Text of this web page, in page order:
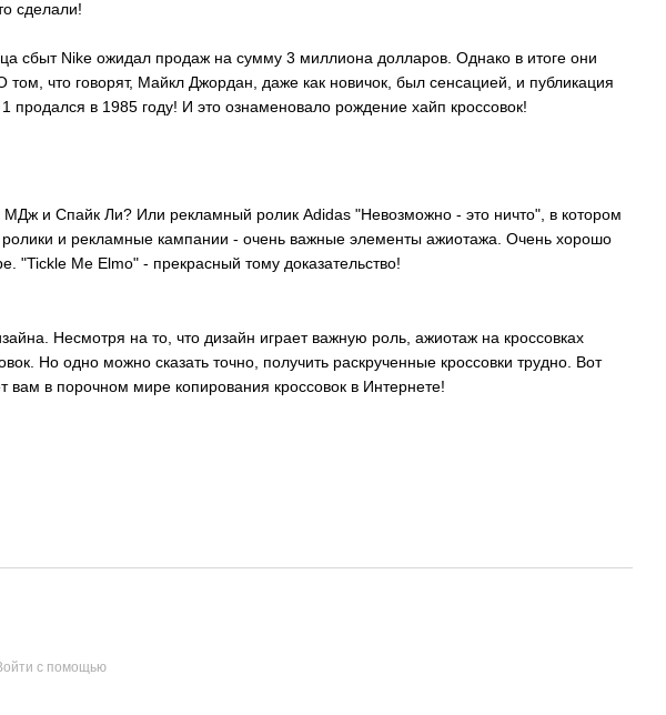
сделали!
сбыт Nike ожидал продаж на сумму 3 миллиона долларов. Однако в итоге они
что говорят, Майкл Джордан, даже как новичок, был сенсацией, и публикация
в 1985 году! И это ознаменовало рождение хайп кроссовок!
и Спайк Ли? Или рекламный ролик Adidas "Невозможно - это ничто", в котором
и рекламные кампании - очень важные элементы ажиотажа. Очень хорошо
"Tickle Me Elmo" - прекрасный тому доказательство!
Несмотря на то, что дизайн играет важную роль, ажиотаж на кроссовках
Но одно можно сказать точно, получить раскрученные кроссовки трудно. Вот
в порочном мире копирования кроссовок в Интернете!
с помощью